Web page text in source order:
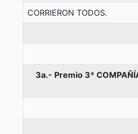
CORRIERON TODOS.
3a.- Premio 3ª